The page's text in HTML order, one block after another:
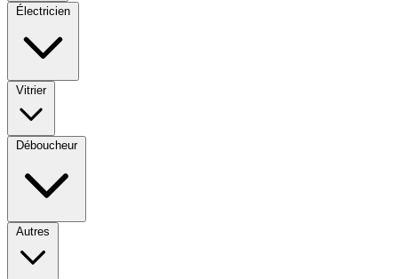
Électricien
Vitrier
Déboucheur
Autres